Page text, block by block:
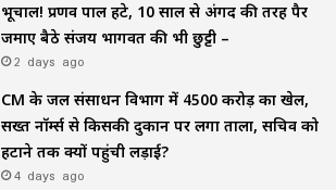
भूचाल! प्रणव पाल हटे, 10 साल से अंगद की तरह पैर
जमाए बैठे संजय भागवत की भी छुट्टी –
2 days ago
CM के जल संसाधन विभाग में ₹4500 करोड़ का खेल,
सख्त नॉर्म्स से किसकी दुकान पर लगा ताला, सचिव को
हटाने तक क्यों पहुंची लड़ाई?
4 days ago